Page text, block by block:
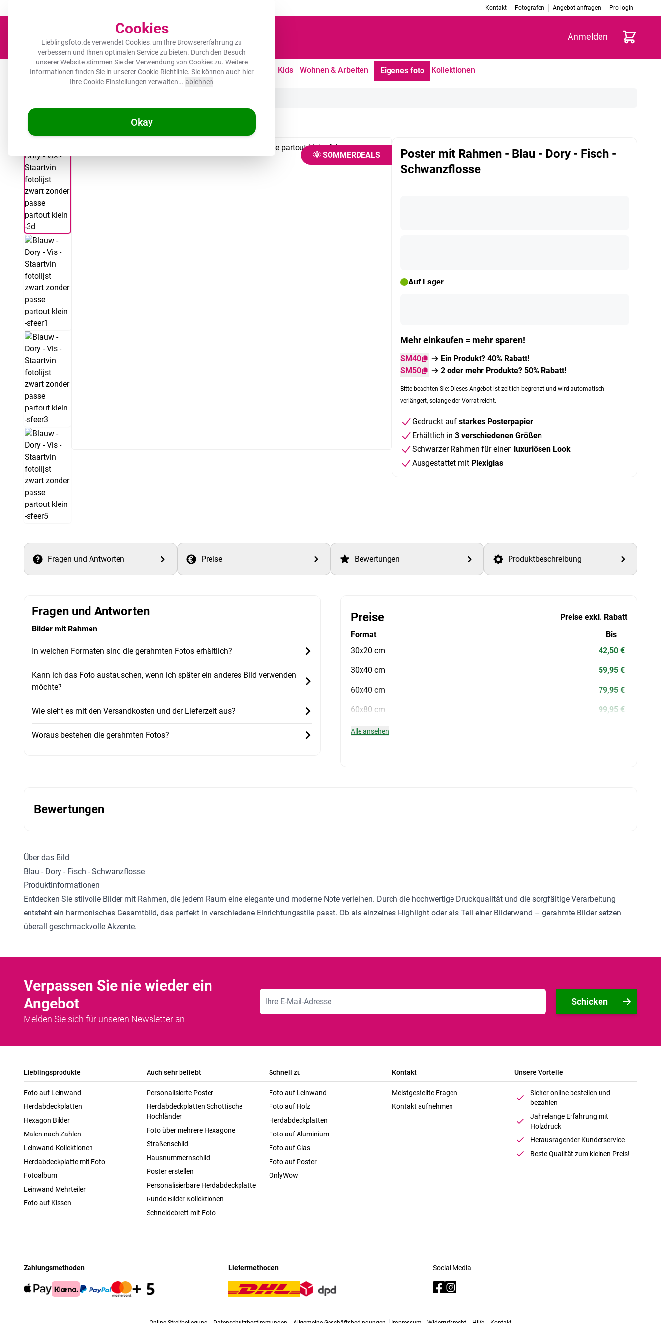
Cookies
Lieblingsfoto.de verwendet Cookies, um Ihre Browsererfahrung zu
verbessern und Ihnen optimalen Service zu bieten. Durch den Besuch
unserer Website stimmen Sie der Verwendung von Cookies zu. Weitere
Informationen finden Sie in unsererCookie-Richtlinie. Sie können auch hier
Ihre Cookie-Einstellungen verwalten... ablehnen
Okay
Kontakt Fotografen Angebot anfragen Pro login
Anmelden Warenkorb
Leinwand Herdabdeckplatte Wanddeko Küche Outdoor Freizeit Kids Wohnen & Arbeiten Eigenes foto Kollektionen
Poster mit Rahmen - Blau - Dory - Fisch - Schwanzflosse
🌞 SOMMERDEALS
Poster mit Rahmen - Blau - Dory - Fisch -
Schwanzflosse
Auf Lager
Mehr einkaufen = mehr sparen!
SM40
Ein Produkt? 40% Rabatt!
SM50
2 oder mehr Produkte? 50% Rabatt!
Bitte beachten Sie: Dieses Angebot ist zeitlich begrenzt und wird automatisch
verlängert, solange der Vorrat reicht.
Gedruckt auf starkes Posterpapier
Erhältlich in 3 verschiedenen Größen
Schwarzer Rahmen für einen luxuriösen Look
Ausgestattet mit Plexiglas
Fragen und Antworten Preise Bewertungen Produktbeschreibung
Fragen und Antworten
Bilder mit Rahmen
In welchen Formaten sind die gerahmten Fotos erhältlich?
Kann ich das Foto austauschen, wenn ich später ein anderes Bild verwenden
möchte?
Wie sieht es mit den Versandkosten und der Lieferzeit aus?
Woraus bestehen die gerahmten Fotos?
Preise
Preise exkl. Rabatt
Format
30x20 cm
30x40 cm
60x40 cm
60x80 cm
Bis
42,50 €
59,95 €
79,95 €
99,95 €
Alle ansehen
Bewertungen
Über das Bild
Blau - Dory - Fisch - Schwanzflosse
Produktinformationen
Entdecken Sie stilvolle Bilder mit Rahmen, die jedem Raum eine elegante und moderne Note verleihen. Durch die hochwertige Druckqualität und die sorgfältige Verarbeitung
entsteht ein harmonisches Gesamtbild, das perfekt in verschiedene Einrichtungsstile passt. Ob als einzelnes Highlight oder als Teil einer Bilderwand – gerahmte Bilder setzen
überall geschmackvolle Akzente.
Verpassen Sie nie wieder ein
Angebot
Melden Sie sich für unseren Newsletter an
E-Mailadresse
Schicken
Lieblingsprodukte
Foto auf Leinwand
Herdabdeckplatten
Hexagon Bilder
Malen nach Zahlen
Leinwand-Kollektionen
Herdabdeckplatte mit Foto
Fotoalbum
Leinwand Mehrteiler
Foto auf Kissen
Auch sehr beliebt
Personalisierte Poster
Herdabdeckplatten Schottische
Hochländer
Foto über mehrere Hexagone
Straßenschild
Hausnummernschild
Poster erstellen
Personalisierbare Herdabdeckplatte
Runde Bilder Kollektionen
Schneidebrett mit Foto
Schnell zu
Foto auf Leinwand
Foto auf Holz
Herdabdeckplatten
Foto auf Aluminium
Foto auf Glas
Foto auf Poster
OnlyWow
Kontakt
Meistgestellte Fragen
Kontakt aufnehmen
Unsere Vorteile
Sicher online bestellen und
bezahlen
Jahrelange Erfahrung mit
Holzdruck
Herausragender Kunderservice
Beste Qualität zum kleinen Preis!
Zahlungsmethoden Liefermethoden Social Media